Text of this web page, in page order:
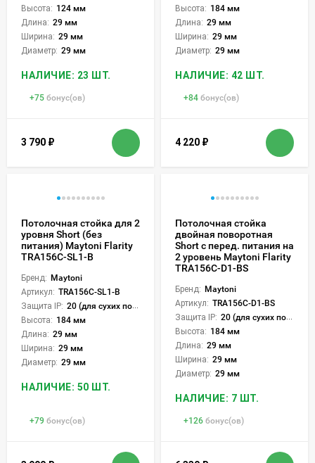
Высота: 124 мм
Длина: 29 мм
Ширина: 29 мм
Диаметр: 29 мм
НАЛИЧИЕ: 23 ШТ.
+75 бонус(ов)
3 790 ₽
Высота: 184 мм
Длина: 29 мм
Ширина: 29 мм
Диаметр: 29 мм
НАЛИЧИЕ: 42 ШТ.
+84 бонус(ов)
4 220 ₽
Потолочная стойка для 2
уровня Short (без
питания) Maytoni Flarity
TRA156C-SL1-B
Бренд: Maytoni
Артикул: TRA156C-SL1-B
Защита IP: 20 (для сухих пом.)
Высота: 184 мм
Длина: 29 мм
Ширина: 29 мм
Диаметр: 29 мм
НАЛИЧИЕ: 50 ШТ.
+79 бонус(ов)
Потолочная стойка
двойная поворотная
Short с перед. питания на
2 уровень Maytoni Flarity
TRA156C-D1-BS
Бренд: Maytoni
Артикул: TRA156C-D1-BS
Защита IP: 20 (для сухих пом.)
Высота: 184 мм
Длина: 29 мм
Ширина: 29 мм
Диаметр: 29 мм
НАЛИЧИЕ: 7 ШТ.
+126 бонус(ов)